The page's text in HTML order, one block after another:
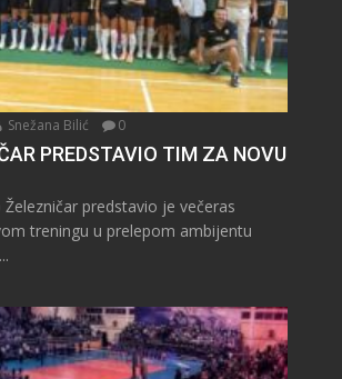
Snežana Bilić 0
PREDSTAVIO TIM ZA NOVU
predstavio je večeras
treningu u prelepom ambijentu